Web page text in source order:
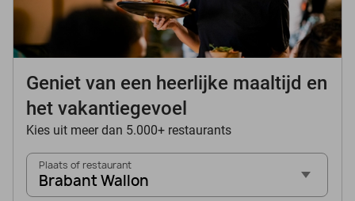
Geniet van een heerlijke maaltijd en
het vakantiegevoel
Kies uit meer dan 5.000+ restaurants
Plaats of restaurant
Brabant Wallon